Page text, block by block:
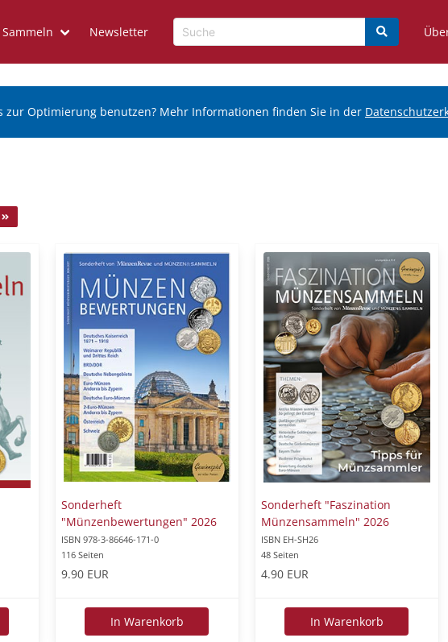
Sammeln Newsletter
zur Optimierung benutzen? Mehr Informationen finden Sie in der
Sonderheft
"Münzenbewertungen" 2026
ISBN 978-3-86646-171-0
116 Seiten
9.90 EUR
In Warenkorb
Sonderheft "Faszination
Münzensammeln" 2026
ISBN EH-SH26
48 Seiten
4.90 EUR
In Warenkorb